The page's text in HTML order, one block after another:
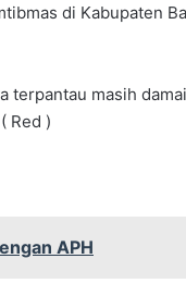
di Kabupaten
terpantau masih
Red )
APH